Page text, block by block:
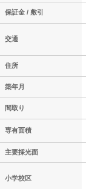
保証金 / 敷引
交通
住所
築年月
間取り
専有面積
主要採光面
小学校区